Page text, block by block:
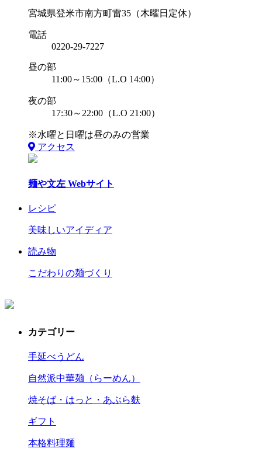
宮城県登米市南方町雷35（木曜日定休）
電話
0220-29-7227
昼の部
11:00～15:00（L.O 14:00）
夜の部
17:30～22:00（L.O 21:00）
※水曜と日曜は昼のみの営業
アクセス
麺や文左 Webサイト
レシピ
美味しいアイディア
読み物
こだわりの麺づくり
カテゴリー
手延べうどん
自然派中華麺（らーめん）
焼そば・はっと・あぶら麩
ギフト
本格料理麺